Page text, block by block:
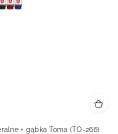
+ gąbka Toma (TO-266)